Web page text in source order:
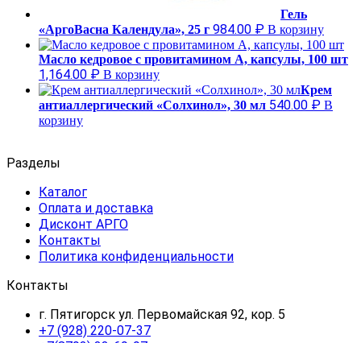
Гель
«АргоВасна Календула», 25 г 984.00 ₽ В корзину
Масло кедровое с провитамином А, капсулы, 100 шт
1,164.00 ₽ В корзину
Крем
антиаллергический «Солхинол», 30 мл 540.00 ₽ В
корзину
Разделы
Каталог
Оплата и доставка
Дисконт АРГО
Контакты
Политика конфиденциальности
Контакты
г. Пятигорск ул. Первомайская 92, кор. 5
+7 (928) 220-07-37